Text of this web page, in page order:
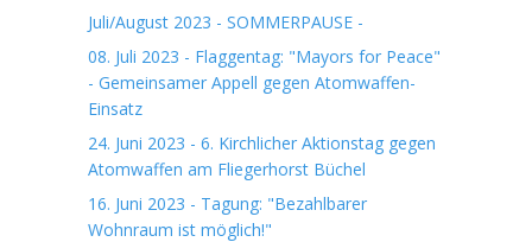
Juli/August 2023 - SOMMERPAUSE -
08. Juli 2023 - Flaggentag: "Mayors for Peace"
- Gemeinsamer Appell gegen Atomwaffen-
Einsatz
24. Juni 2023 - 6. Kirchlicher Aktionstag gegen
Atomwaffen am Fliegerhorst Büchel
16. Juni 2023 - Tagung: "Bezahlbarer
Wohnraum ist möglich!"